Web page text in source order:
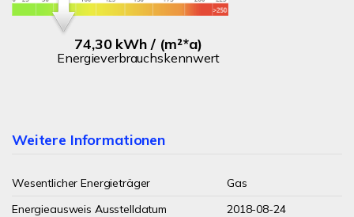
74,30 kWh / (m²*a)
Energieverbrauchskennwert
Weitere Informationen
Wesentlicher Energieträger
Gas
Energieausweis Ausstelldatum
2018-08-24